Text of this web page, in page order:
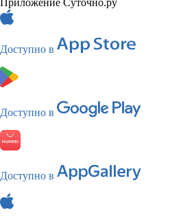
Доступно в
Доступно в
Доступно в